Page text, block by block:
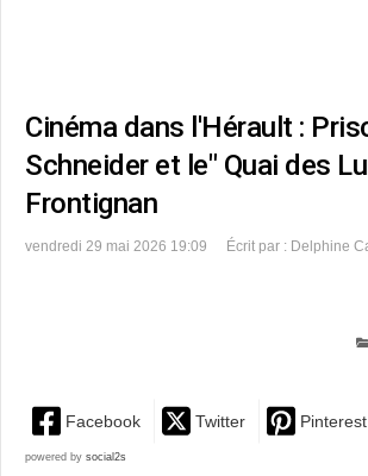
Cinéma dans l'Hérault :
Schneider et le" Quai des
Frontignan
vendredi 29 mai 2026 19:09 Écrit par : Delphine
Facebook Twitter Pinterest
powered by social2s